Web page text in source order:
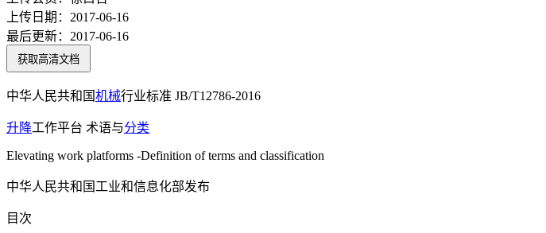
上传日期： 2017-06-16
最后更新： 2017-06-16
获取高清文档
中华人民共和国机械行业标准 JB/T12786-2016
升降工作平台 术语与分类
Elevating work platforms -Definition of terms and classification
中华人民共和国工业和信息化部发布
目次